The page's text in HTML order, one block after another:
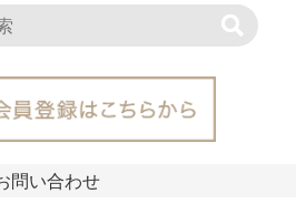
問い合わせ